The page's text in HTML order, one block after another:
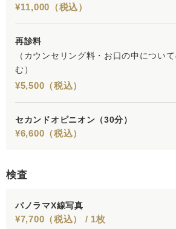
¥11,000（税込）
再診料
（カウンセリング料・お口の中につい
む）
¥5,500（税込）
セカンドオピニオン（30分）
¥6,600（税込）
検査
パノラマX線写真
¥7,700（税込） / 1枚